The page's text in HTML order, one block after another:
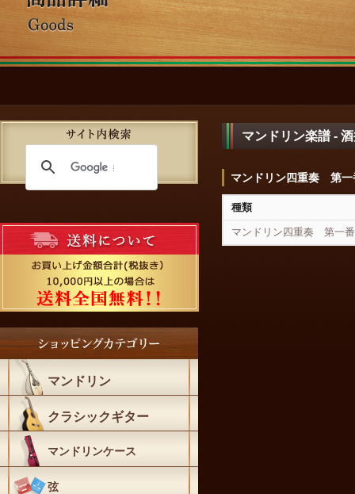
マンドリン楽譜 -
マンドリン四重奏 第一
種類
マンドリン四重奏 第一
マンドリン
クラシックギター
マンドリンケース
弦